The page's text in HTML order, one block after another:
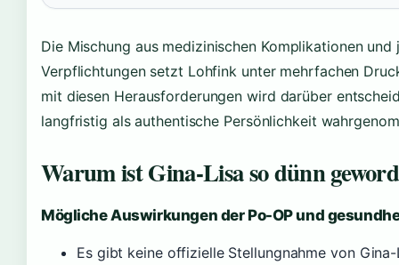
Die Mischung aus medizinischen Komplikationen und
Verpflichtungen setzt Lohfink unter mehrfachen
mit diesen Herausforderungen wird darüber
langfristig als authentische Persönlichkeit
Warum ist Gina-Lisa so dünn
Mögliche Auswirkungen der Po-OP und
Es gibt keine offizielle Stellungnahme von